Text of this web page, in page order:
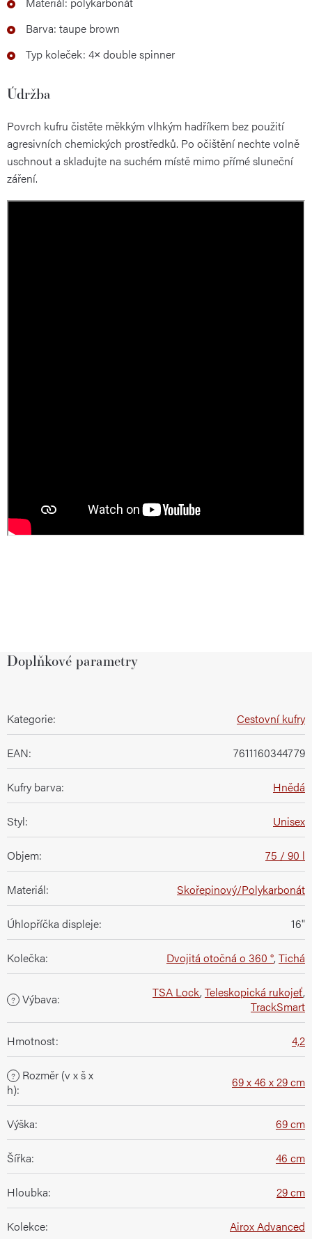
Barva: taupe brown
Typ koleček: 4× double spinner
Údržba
Povrch kufru čistěte měkkým vlhkým hadříkem bez použití
agresivních chemických prostředků. Po očištění nechte volně
uschnout a skladujte na suchém místě mimo přímé sluneční
záření.
Doplňkové parametry
Kategorie: Cestovní kufry
EAN: 7611160344779
Kufry barva: Hnědá
Styl: Unisex
Objem: 75 / 90 l
Materiál: Skořepinový/Polykarbonát
Úhlopříčka displeje: 16"
Kolečka: Dvojitá otočná o 360 °,Tichá
? Výbava: TSA Lock,Teleskopická rukojeť,
TrackSmart
Hmotnost: 4,2
?
Rozměr (v x š x
h): 69 x 46 x 29 cm
Výška: 69 cm
Šířka: 46 cm
Hloubka: 29 cm
Kolekce: Airox Advanced